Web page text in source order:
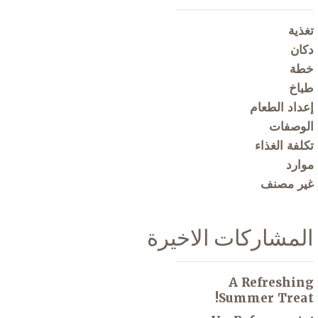
تغذية
دكان
خطة
طباخ
إعداد الطعام
الوصفات
تكلفة الغذاء
موارد
غير مصنف
المشاركات الاخيرة
A Refreshing
Summer Treat!